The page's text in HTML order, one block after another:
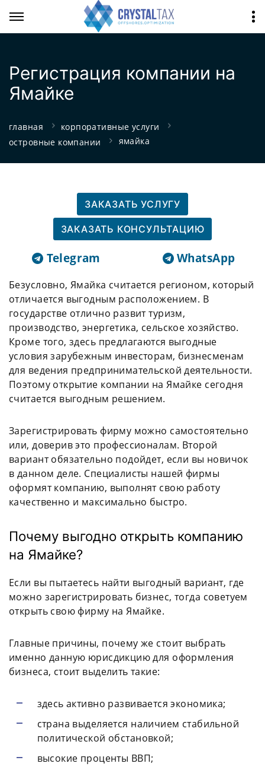
Регистрация компании на
Ямайке
главная
корпоративные услуги
островные компании
ямайка
ЗАКАЗАТЬ УСЛУГУ
ЗАКАЗАТЬ КОНСУЛЬТАЦИЮ
Telegram WhatsApp
Безусловно, Ямайка считается регионом, который
отличается выгодным расположением. В
государстве отлично развит туризм,
производство, энергетика, сельское хозяйство.
Кроме того, здесь предлагаются выгодные
условия зарубежным инвесторам, бизнесменам
для ведения предпринимательской деятельности.
Поэтому открытие компании на Ямайке сегодня
считается выгодным решением.
Зарегистрировать фирму можно самостоятельно
или, доверив это профессионалам. Второй
вариант обязательно подойдет, если вы новичок
в данном деле. Специалисты нашей фирмы
оформят компанию, выполнят свою работу
качественно и максимально быстро.
Почему выгодно открыть компанию
на Ямайке?
Если вы пытаетесь найти выгодный вариант, где
можно зарегистрировать бизнес, тогда советуем
открыть свою фирму на Ямайке.
Главные причины, почему же стоит выбрать
именно данную юрисдикцию для оформления
бизнеса, стоит выделить такие:
здесь активно развивается экономика;
страна выделяется наличием стабильной
политической обстановкой;
высокие проценты ВВП;